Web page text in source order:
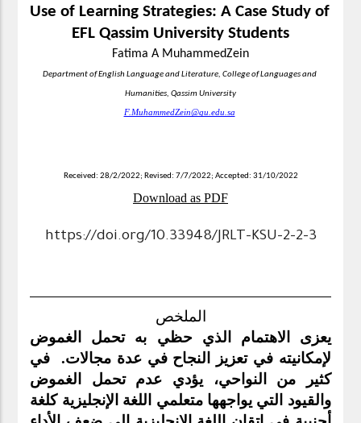
Use of Learning Strategies: A Case Study of
EFL Qassim University Students
Fatima A MuhammedZein
Department of English Language and Literature, College of Languages and
Humanities, Qassim University
F.MuhammedZein@qu.edu.sa
Received: 28/2/2022; Revised: 7/7/2022; Accepted: 31/10/2022
Download as PDF
https://doi.org/10.33948/JRLT-KSU-2-2-3
الملخص